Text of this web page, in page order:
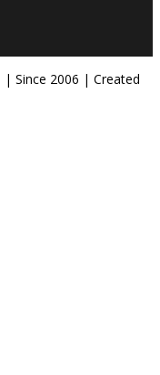
| Since 2006 | Created